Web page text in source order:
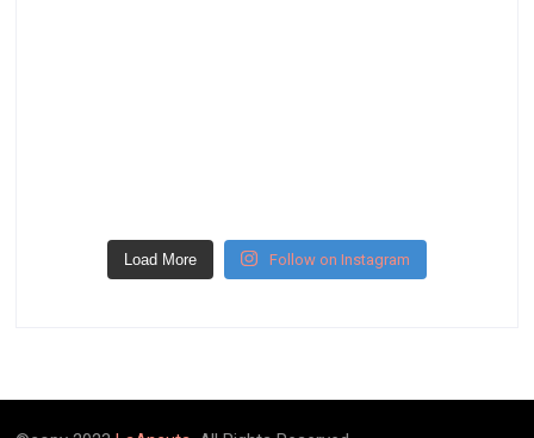
Load More Follow on Instagram